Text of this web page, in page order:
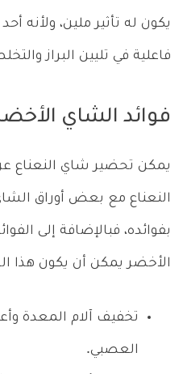
يكون له تأثير ملين، ولأنه
فاعلية في تليين البراز
فوائد الشاي الأخضر
يمكن تحضير شاي النعناع
النعناع مع بعض أوراق
بفوائده، فبالإضافة إلى
الأخضر يمكن أن يكون هذا
تخفيف آلام المعدة
العصبي.